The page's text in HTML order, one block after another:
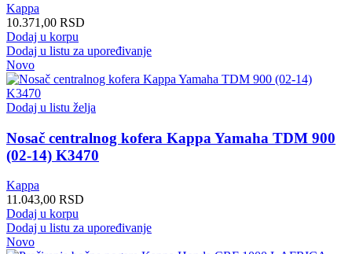
Kappa
10.371,00 RSD
Dodaj u korpu
Dodaj u listu za upoređivanje
Novo
Dodaj u listu želja
Nosač centralnog kofera Kappa Yamaha TDM 900
(02-14) K3470
Kappa
11.043,00 RSD
Dodaj u korpu
Dodaj u listu za upoređivanje
Novo